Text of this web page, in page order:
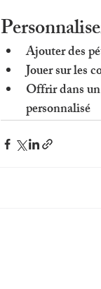
Ajouter des
Jouer sur les
Offrir dans
personnalisé